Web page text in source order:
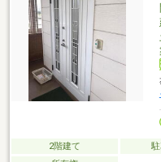
2階建て